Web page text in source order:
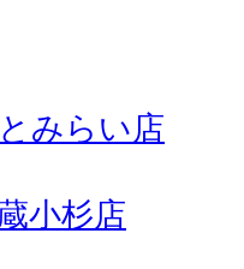
みらい店
小杉店